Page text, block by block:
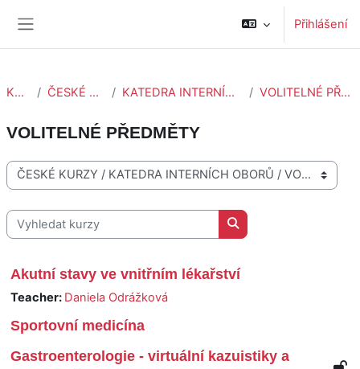
Přihlášení
Kurzy ČESKÉ KURZY KATEDRA INTERNÍCH OBORŮ VOLITELNÉ PŘEDMĚTY
VOLITELNÉ PŘEDMĚTY
Kategorie kurzů
Vyhledat kurzy
Vyhledat kurzy
Akutní stavy ve vnitřním lékařství
Teacher: Daniela Odrážková
Sportovní medicína
Gastroenterologie - virtuální kazuistiky a